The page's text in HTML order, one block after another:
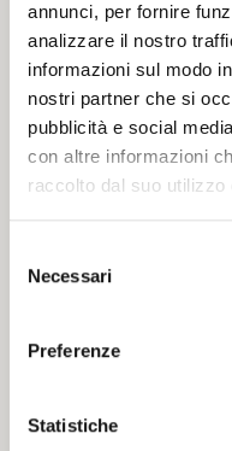
annunci, per fornire
analizzare il nostro
informazioni sul modo
nostri partner che si
pubblicità e social
con altre informazioni
raccolto dal suo utilizzo
delNecessari
Preferenze
Statistiche
antichi: già dal V secolo
Santa Maria in Vado, un
a scopo votivo. La prima
chiesetta, invece, risale al
Il nome Santa Maria in
sull'antica riva
La chiesa fu ricostruita
pittore Ercole de’
Tristano. Il sacello che